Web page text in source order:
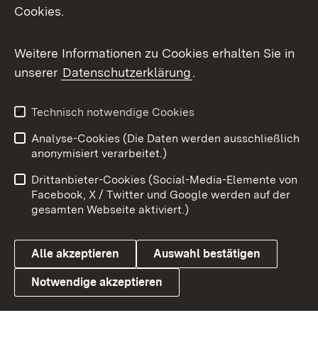
Messenger
Social Wall
X / Twitter
Youtube
Link zum Landesportal
Benutzungshinweise
Barrierefreiheit
Datenschutz
Cookies
Cookies.
Weitere Informationen zu Cookies erhalten Sie in
unserer Datenschutzerklärung.
Technisch notwendige Cookies
Analyse-Cookies (Die Daten werden ausschließlich
anonymisiert verarbeitet.)
Drittanbieter-Cookies (Social-Media-Elemente von
Facebook, X / Twitter und Google werden auf der
gesamten Webseite aktiviert.)
Alle akzeptieren Auswahl bestätigen
Notwendige akzeptieren